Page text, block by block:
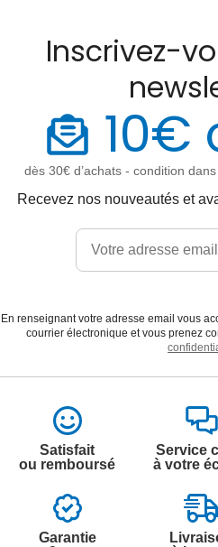
Inscrivez-
10€
dès 30€ d’achats - condition
Recevez nos nouveautés et
En renseignant votre adresse email vous
courrier électronique et vous prenez
Satisfait
ou remboursé
Service
à votre
Garantie